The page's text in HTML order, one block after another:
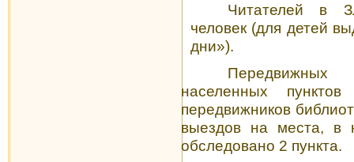
Читателей в
человек (для детей
дни»).
населенных
передвижников
выездов на места, в
обследовано 2 пункта.